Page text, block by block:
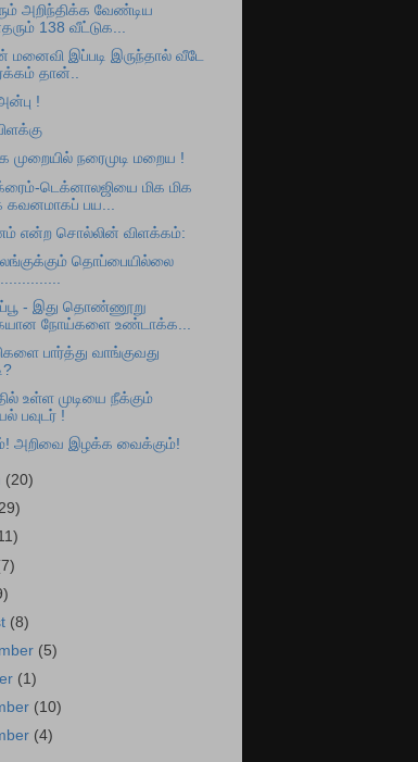
அறிந்திக்க வேண்டிய
138 வீட்டுக...
இப்படி இருந்தால் வீடே
தான்..
!
நரைமுடி மறைய !
டெக்னாலஜியை மிக மிக
கவனமாகப் பய...
என்ற சொல்லின் விளக்கம்:
தொப்பையில்லை
- இது தொண்ணூறு
நோய்களை உண்டாக்க...
பார்த்து வாங்குவது
உள்ள முடியை நீக்கும்
பவுடர் !
அறிவை இழக்க வைக்கும்!
(20)
(8)
(5)
(1)
(10)
(4)